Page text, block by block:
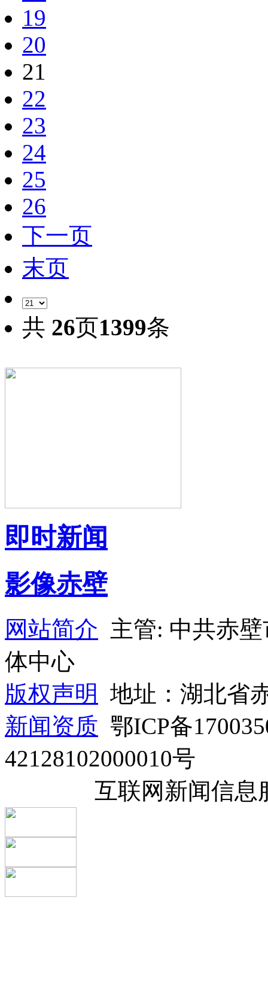
19
20
21
22
23
24
25
26
下一页
末页
共 26页1399条
即时新闻
影像赤壁
网站简介 主管: 中共赤
体中心
版权声明
地址：湖北省
新闻资质 鄂ICP备
42128102000010号
互联网新闻信息服务